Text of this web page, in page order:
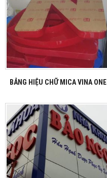
BẢNG HIỆU CHỮ MICA VINA ONE